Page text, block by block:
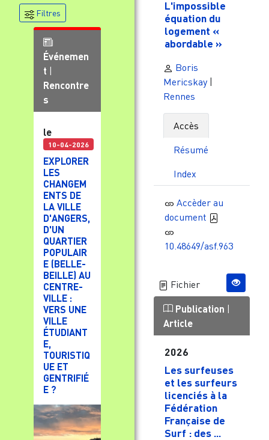
Filtres
Événemen
t
Rencontre
s
le
10-04-2026
EXPLORER
LES
CHANGEM
ENTS DE
LA VILLE
D'ANGERS,
D'UN
QUARTIER
POPULAIR
E (BELLE-
BEILLE) AU
CENTRE-
VILLE :
VERS UNE
VILLE
ÉTUDIANT
E,
TOURISTIQ
UE ET
GENTRIFIÉ
E ?
L'impossible
équation du
logement «
abordable »
Boris
Mericskay |
Rennes
Accès
Résumé
Index
Accèder au
document
10.48649/asf.963
Fichier
Publication |
Article
2026
Les surfeuses
et les surfeurs
licenciés à la
Fédération
Française de
Surf : des ...